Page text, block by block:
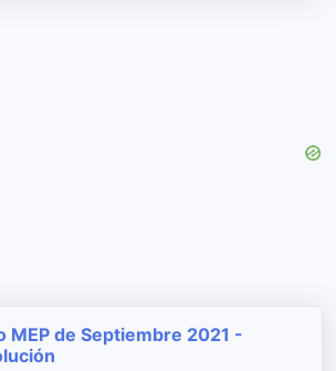
MEP de Septiembre 2021 -